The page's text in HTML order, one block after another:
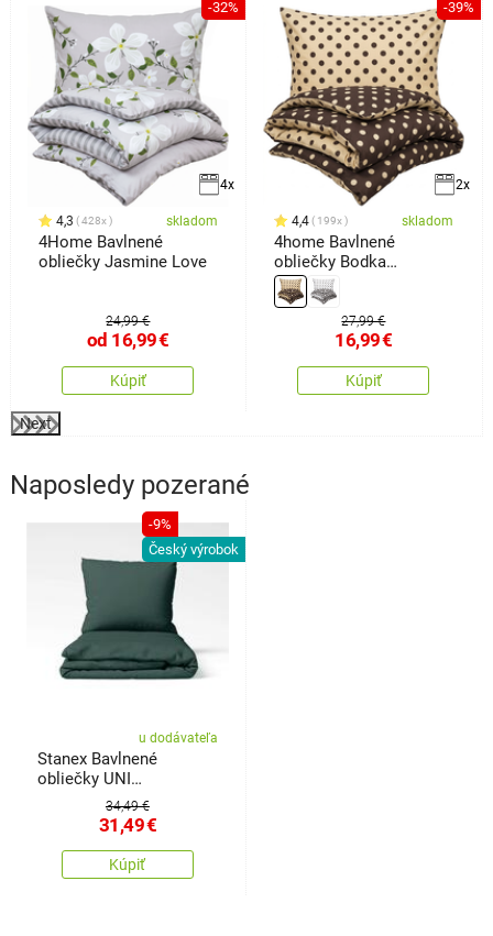
-32%
4x
4,3 428x skladom
4Home Bavlnené
obliečky Jasmine Love
24,99 €
od 16,99€
Kúpiť
-39%
2x
4,4 199x skladom
4home Bavlnené
obliečky Bodka
Čokoláda, 140 x 220 cm,
70 x 90 cm
27,99 €
16,99€
Kúpiť
Next
Naposledy pozerané
-9%
Český výrobok
u dodávateľa
Stanex Bavlnené
obliečky UNI
tmavozelené, 140 x200
cm, 70 x 90 cm
34,49 €
31,49€
Kúpiť